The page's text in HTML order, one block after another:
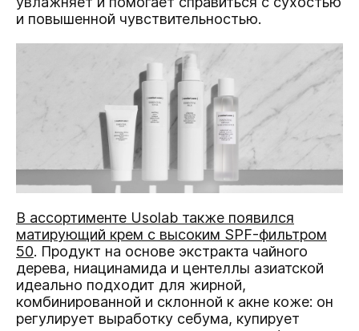
и повышенной чувствительностью.
В ассортименте Usolab также появился
матирующий крем с высоким SPF-фильтром
50. Продукт на основе экстракта чайного
дерева, ниацинамида и центеллы азиатской
идеально подходит для жирной,
комбинированной и склонной к акне коже: он
регулирует выработку себума, купирует